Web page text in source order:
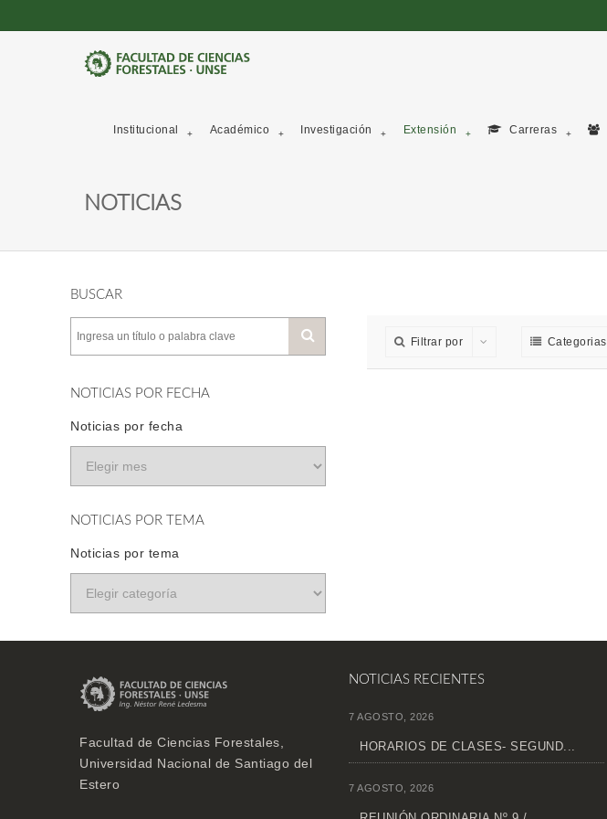
Institucional Académico Investigación Extensión Carreras
NOTICIAS
BUSCAR
NOTICIAS POR FECHA
Noticias por fecha
NOTICIAS POR TEMA
Noticias por tema
Filtrar por Categorias
Facultad de Ciencias Forestales,
Universidad Nacional de Santiago del
Estero
NOTICIAS RECIENTES
7 AGOSTO, 2026
HORARIOS DE CLASES- SEGUND...
7 AGOSTO, 2026